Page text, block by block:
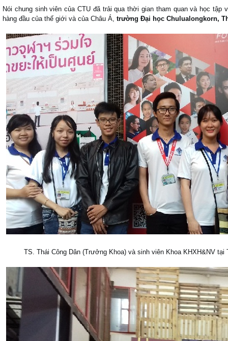
Nói chung sinh viên của CTU đã trải qua thời gian tham quan và học
hàng đầu của thế giới và của Châu Á, trường Đại học Chulualongkorn,
TS. Thái Công Dân (Trưởng Khoa) và sinh viên Khoa KHXH&NV